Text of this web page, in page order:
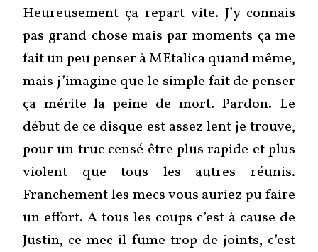
Heureusement ça repart vite. J’y connais
pas grand chose mais par moments ça me
fait un peu penser à MEtalica quand même,
mais j’imagine que le simple fait de penser
ça mérite la peine de mort. Pardon. Le
début de ce disque est assez lent je trouve,
pour un truc censé être plus rapide et plus
violent que tous les autres réunis.
Franchement les mecs vous auriez pu faire
un effort. A tous les coups c’est à cause de
Justin, ce mec il fume trop de joints, c’est